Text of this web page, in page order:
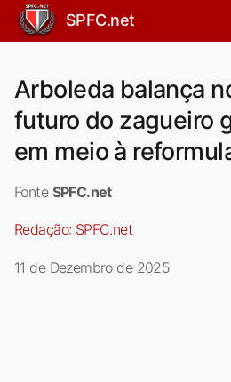
SPFC.net
Arboleda balança
futuro do zagueiro
em meio à
Fonte SPFC.net
Redação: SPFC.net
11 de Dezembro de 2025